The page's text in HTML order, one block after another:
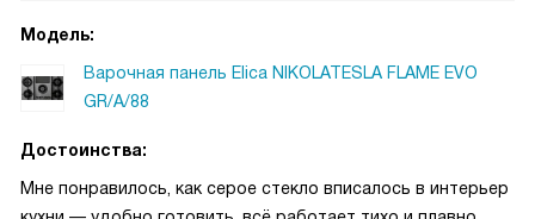
кухне остаётся свежим. Для квартиры без вытяжки по
оказалось большим плюсом. Как-то делала ужин для
семьи — жарили рыбу и жаркое, а в комнате не было
стойкого запаха, гости похвалили. Конфорки дают ровное
стабильной работе при интенсивном использовании. Я
Модель:
Варочная панель Elica NIKOLATESLA FLAME EVO
GR/A/88
Достоинства:
Мне понравилось, как серое стекло вписалось в интерьер